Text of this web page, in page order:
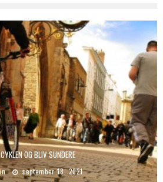
OG BLIV SUNDERE
september 18, 2021